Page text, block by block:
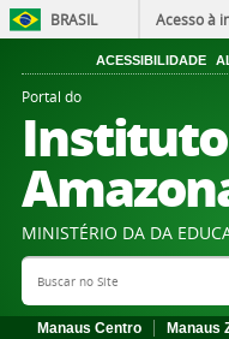
BRASIL Acesso à
ACESSIBILIDADE
Portal do
MINISTÉRIO DA DA
Search Site
Manaus Centro Manaus